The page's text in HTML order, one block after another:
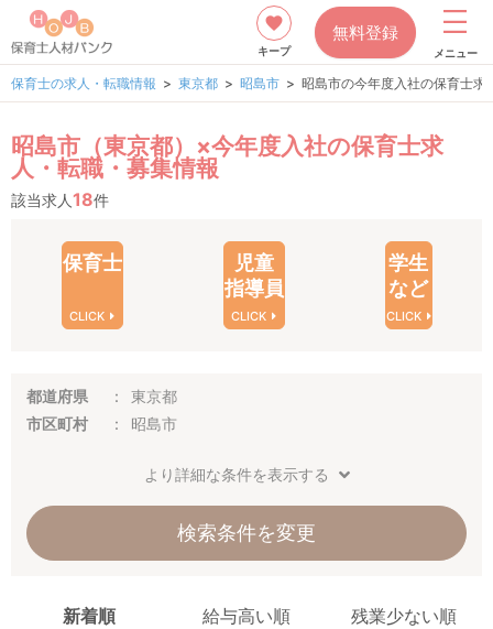
キープ
無料登録
メニュー
保育士の求人・転職情報 東京都 昭島市 昭島市の今年度入社の保育士求
昭島市（東京都）×今年度入社の保育士求
人・転職・募集情報
該当求人18件
保育士
CLICK
児童
指導員
CLICK
学生
など
CLICK
都道府県
東京都
市区町村
昭島市
より詳細な条件を表示する
検索条件を変更
新着順 給与高い順 残業少ない順